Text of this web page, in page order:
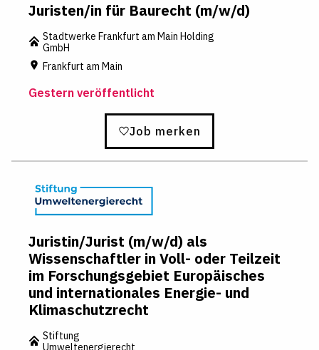
Juristen/in für Baurecht (m/w/d)
Stadtwerke Frankfurt am Main Holding
GmbH
Frankfurt am Main
Gestern veröffentlicht
Job merken
Juristin/Jurist (m/w/d) als
Wissenschaftler in Voll- oder Teilzeit
im Forschungsgebiet Europäisches
und internationales Energie- und
Klimaschutzrecht
Stiftung
Umweltenergierecht